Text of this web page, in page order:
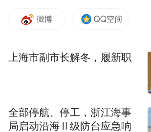
据郑先生提供的信息展开多方
10分，聂建华确定小程曾出现
事不宜迟，聂建华驾驶私家车
上海市副市长解冬，履新职
全部停航、停工，浙江海事
局启动沿海Ⅱ级防台应急响